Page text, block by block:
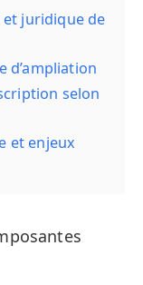
juridique de
d’ampliation
selon
et enjeux